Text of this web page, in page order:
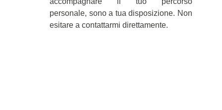
personale, sono a tua disposizione. Non
esitare a contattarmi direttamente.